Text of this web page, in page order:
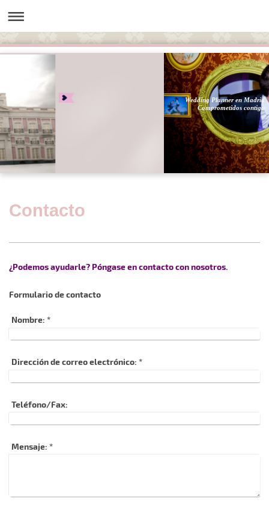
Wedding Planner en Madrid
Comprometidos contigo
Contacto
¿Podemos ayudarle? Póngase en contacto con nosotros.
Formulario de contacto
Nombre: *
Dirección de correo electrónico: *
Teléfono/Fax:
Mensaje: *